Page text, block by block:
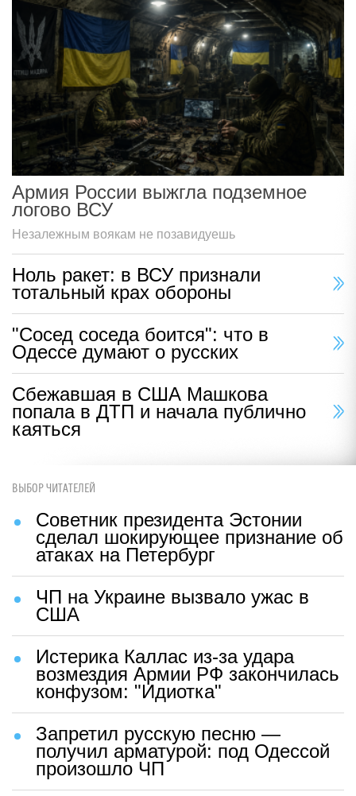
Армия России выжгла подземное
логово ВСУ
Незалежным воякам не позавидуешь
Ноль ракет: в ВСУ признали
тотальный крах обороны
"Сосед соседа боится": что в
Одессе думают о русских
Сбежавшая в США Машкова
попала в ДТП и начала публично
каяться
ВЫБОР ЧИТАТЕЛЕЙ
Советник президента Эстонии
сделал шокирующее признание об
атаках на Петербург
ЧП на Украине вызвало ужас в
США
Истерика Каллас из-за удара
возмездия Армии РФ закончилась
конфузом: "Идиотка"
Запретил русскую песню —
получил арматурой: под Одессой
произошло ЧП